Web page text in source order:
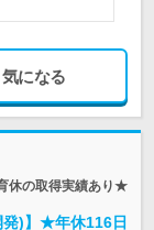
気になる
休の取得実績あり★
発)】★年休116日